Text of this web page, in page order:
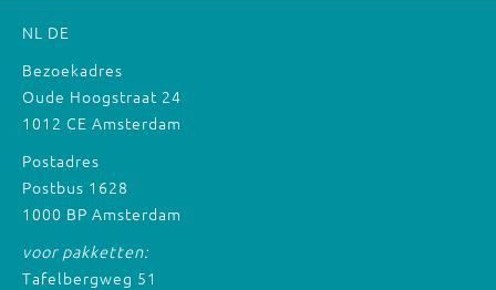
NL DE
Bezoekadres
Oude Hoogstraat 24
1012 CE Amsterdam
Postadres
Postbus 1628
1000 BP Amsterdam
voor pakketten:
Tafelbergweg 51